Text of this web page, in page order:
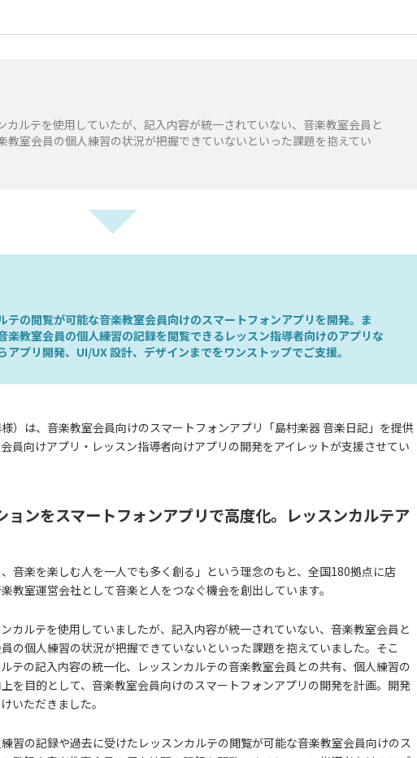
カルテを使用していたが、記入内容が統一されていない、音楽教室会員と
教室会員の個人練習の状況が把握できていないといった課題を抱えてい
テの閲覧が可能な音楽教室会員向けのスマートフォンアプリを開発。ま
楽教室会員の個人練習の記録を閲覧できるレッスン指導者向けのアプリな
アプリ開発、UI/UX 設計、デザインまでをワンストップでご支援。
）は、音楽教室会員向けのスマートフォンアプリ「島村楽器 音楽日記」を提供
員向けアプリ・レッスン指導者向けアプリの開発をアイレットが支援させてい
ョンをスマートフォンアプリで高度化。レッスンカルテア
音楽を楽しむ人を一人でも多く創る」という理念のもと、全国180拠点に店
教室運営会社として音楽と人をつなぐ機会を創出しています。
カルテを使用していましたが、記入内容が統一されていない、音楽教室会員と
の個人練習の状況が把握できていないといった課題を抱えていました。そこ
テの記入内容の統一化、レッスンカルテの音楽教室会員との共有、個人練習の
を目的として、音楽教室会員向けのスマートフォンアプリの開発を計画。開発
いただきました。
習の記録や過去に受けたレッスンカルテの閲覧が可能な音楽教室会員向けのス